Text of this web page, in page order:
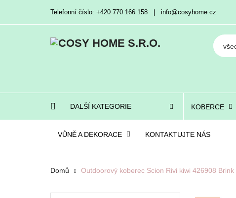
Telefonní číslo: +420 770 166 158 | info@cosyhome.cz
DALŠÍ KATEGORIE KOBERCE
VŮNĚ A DEKORACE KONTAKTUJTE NÁS
Domů Outdoorový koberec Scion Rivi kiwi 426908 Brink